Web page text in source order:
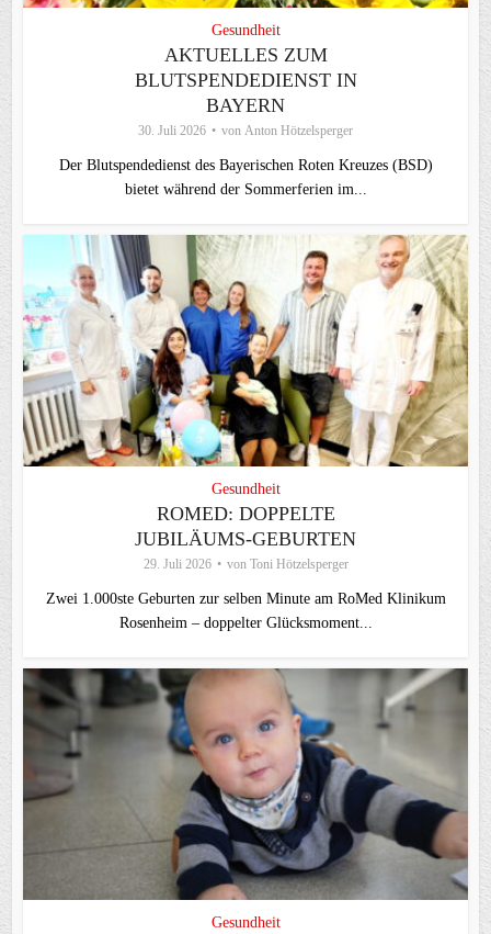
Gesundheit
AKTUELLES ZUM
BLUTSPENDEDIENST IN
BAYERN
30. Juli 2026 von Anton Hötzelsperger
Der Blutspendedienst des Bayerischen Roten Kreuzes (BSD)
bietet während der Sommerferien im...
Gesundheit
ROMED: DOPPELTE
JUBILÄUMS-GEBURTEN
29. Juli 2026 von Toni Hötzelsperger
Zwei 1.000ste Geburten zur selben Minute am RoMed Klinikum
Rosenheim – doppelter Glücksmoment...
Gesundheit